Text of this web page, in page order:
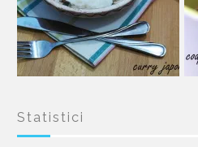
Statistici